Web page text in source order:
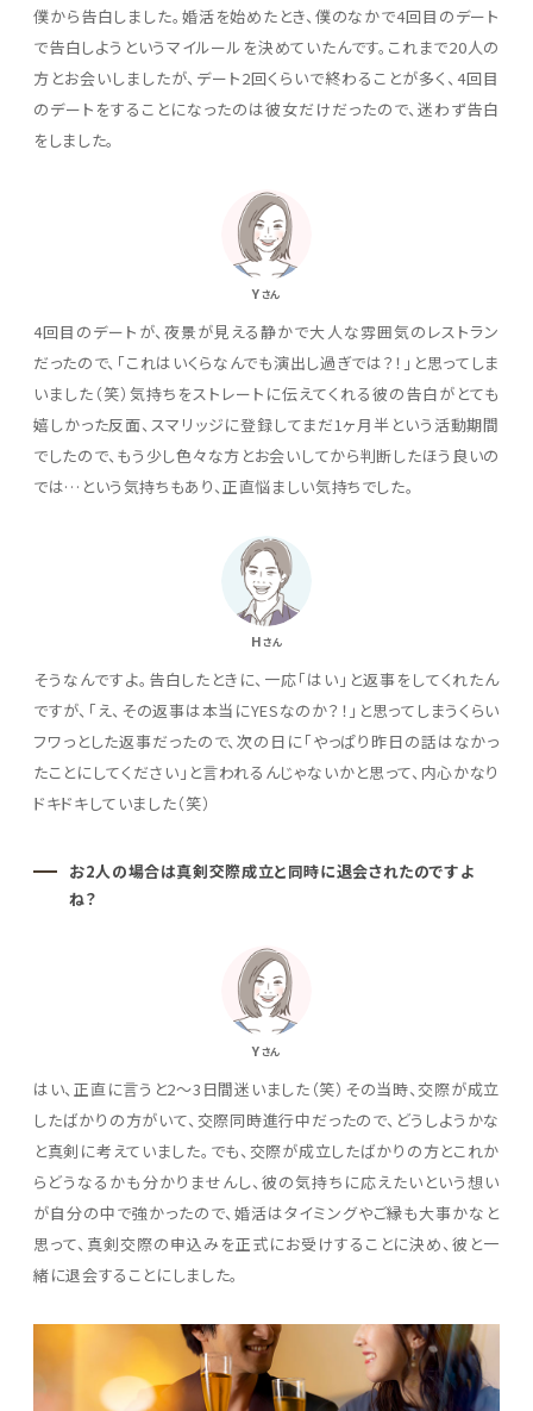
僕から告白しました。婚活を始めたとき、僕のなかで4回目のデート
で告白しようというマイルールを決めていたんです。これまで20人の
方とお会いしましたが、デート2回くらいで終わることが多く、4回目
のデートをすることになったのは彼女だけだったので、迷わず告白
をしました。
Yさん
4回目のデートが、夜景が見える静かで大人な雰囲気のレストラン
だったので、「これはいくらなんでも演出し過ぎでは？！」と思ってしま
いました（笑）気持ちをストレートに伝えてくれる彼の告白がとても
嬉しかった反面、スマリッジに登録してまだ1ヶ月半という活動期間
でしたので、もう少し色々な方とお会いしてから判断したほう良いの
では…という気持ちもあり、正直悩ましい気持ちでした。
Hさん
そうなんですよ。告白したときに、一応「はい」と返事をしてくれたん
ですが、「え、その返事は本当にYESなのか？！」と思ってしまうくらい
フワっとした返事だったので、次の日に「やっぱり昨日の話はなかっ
たことにしてください」と言われるんじゃないかと思って、内心かなり
ドキドキしていました（笑）
お2人の場合は真剣交際成立と同時に退会されたのですよ
ね？
Yさん
はい、正直に言うと2～3日間迷いました（笑）その当時、交際が成立
したばかりの方がいて、交際同時進行中だったので、どうしようかな
と真剣に考えていました。でも、交際が成立したばかりの方とこれか
らどうなるかも分かりませんし、彼の気持ちに応えたいという想い
が自分の中で強かったので、婚活はタイミングやご縁も大事かなと
思って、真剣交際の申込みを正式にお受けすることに決め、彼と一
緒に退会することにしました。